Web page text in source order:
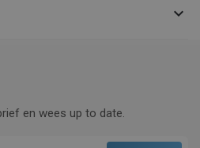

en wees up to date.